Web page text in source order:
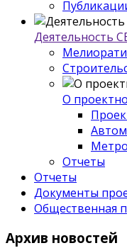
Деятельность
О
Отчеты
Отчеты
Документы
Общественная
Архив новостей